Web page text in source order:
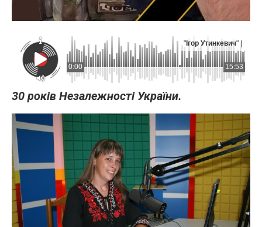
0:00 15:53
" Ігор Утинкевич" |
30 років Незалежності України.